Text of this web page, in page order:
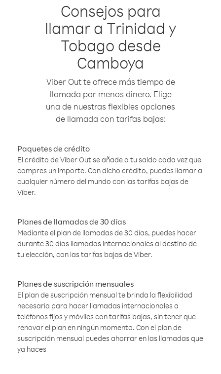
Consejos para
llamar a Trinidad y
Tobago desde
Camboya
Viber Out te ofrece más tiempo de
llamada por menos dinero. Elige
una de nuestras flexibles opciones
de llamada con tarifas bajas:
Paquetes de crédito
El crédito de Viber Out se añade a tu saldo cada vez que
compres un importe. Con dicho crédito, puedes llamar a
cualquier número del mundo con las tarifas bajas de
Viber.
Planes de llamadas de 30 días
Mediante el plan de llamadas de 30 días, puedes hacer
durante 30 días llamadas internacionales al destino de
tu elección, con las tarifas bajas de Viber.
Planes de suscripción mensuales
El plan de suscripción mensual te brinda la flexibilidad
necesaria para hacer llamadas internacionales a
teléfonos fijos y móviles con tarifas bajas, sin tener que
renovar el plan en ningún momento. Con el plan de
suscripción mensual puedes ahorrar en las llamadas que
ya haces